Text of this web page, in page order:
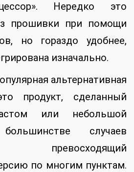
Нередко это
прошивки при помощи
но гораздо удобнее,
изначально.
альтернативная
продукт, сделанный
или небольшой
случаев
превосходящий
по многим пунктам.